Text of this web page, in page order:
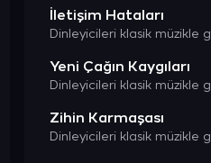
İletişim Hataları
Yeni Çağın Kaygıları
Zihin Karmaşası